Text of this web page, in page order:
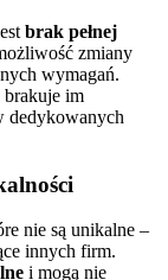
brak pełnej
zmiany
wymagań.
brakuje im
dedykowanych
nie są unikalne –
innych firm.
i mogą nie